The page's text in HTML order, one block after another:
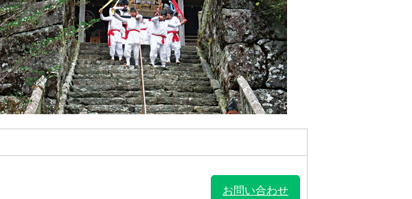
施設案内 例規集
ふるさと納税
お問い合わせ